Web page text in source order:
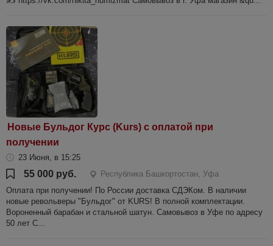
Новые Бульдог Курс (Kurs) с оплатой при
получении
23 Июня, в 15:25
55 000 руб.
Республика Башкортостан, Уфа
Оплата при получении! По России доставка СДЭКом. В наличии
новые револьверы "Бульдог" от KURS! В полной комплектации.
Вороненный барабан и стальной шатун. Самовывоз в Уфе по адресу
50 лет С...